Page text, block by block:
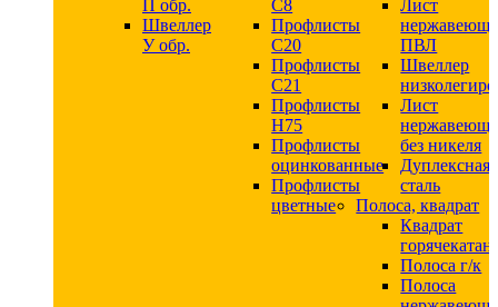
П обр.
Швеллер
У обр.
С8
Профлисты
С20
Профлисты
C21
Профлисты
Н75
Профлисты
оцинкованные
Профлисты
цветные
Лист
ПВЛ
Швеллер
Лист
без никеля
Дуплексная
сталь
Полоса, квадрат
Квадрат
Полоса г/к
Полоса